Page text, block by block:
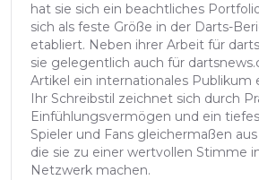
hat sie sich ein beachtliches
sich als feste Größe in der Darts-
etabliert. Neben ihrer Arbeit für
sie gelegentlich auch für
Artikel ein internationales Publikum
Ihr Schreibstil zeichnet sich durch
Einfühlungsvermögen und ein
Spieler und Fans gleichermaßen
die sie zu einer wertvollen Stimme
Netzwerk machen.